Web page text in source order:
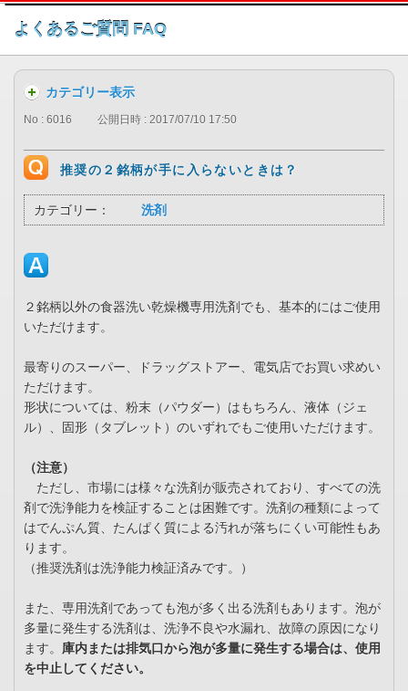
このページの本文へ
よくあるご質問 FAQ
カテゴリー表示
No : 6016 公開日時 : 2017/07/10 17:50
推奨の２銘柄が手に入らないときは？
カテゴリー： 洗剤
２銘柄以外の食器洗い乾燥機専用洗剤でも、基本的にはご使用
いただけます。
最寄りのスーパー、ドラッグストアー、電気店でお買い求めい
ただけます。
形状については、粉末（パウダー）はもちろん、液体（ジェ
ル）、固形（タブレット）のいずれでもご使用いただけます。
（注意）
ただし、市場には様々な洗剤が販売されており、すべての洗
剤で洗浄能力を検証することは困難です。洗剤の種類によって
はでんぷん質、たんぱく質による汚れが落ちにくい可能性もあ
ります。
（推奨洗剤は洗浄能力検証済みです。）
また、専用洗剤であっても泡が多く出る洗剤もあります。泡が
多量に発生する洗剤は、洗浄不良や水漏れ、故障の原因になり
ます。 庫内または排気口から泡が多量に発生する場合は、使用
を中止してください。